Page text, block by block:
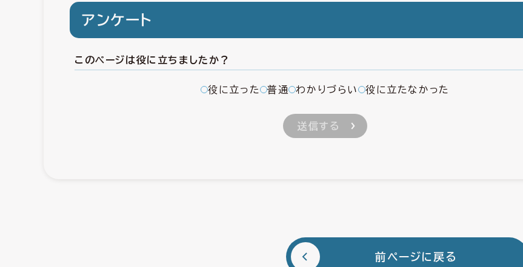
アンケート
このページは役に立ちましたか？
役に立った 普通 わかりづらい 役に立たなかった
前ページに戻る